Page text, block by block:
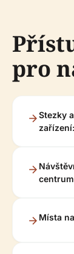
pro
Stezky a
zařízení:
Místa